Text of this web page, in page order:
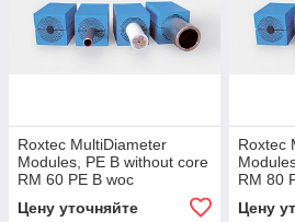
Roxtec MultiDiameter
Modules, PE B without core
RM 60 PE B woc
Цену уточняйте
Roxtec
RM 80
Цену